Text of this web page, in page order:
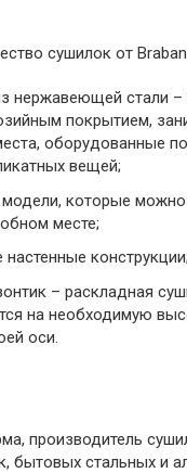
нержавеющей стали –
покрытием,
оборудованные
вещей;
которые можно
месте;
конструкции;
– раскладная
на необходимую
оси.
производитель
бытовых стальных и